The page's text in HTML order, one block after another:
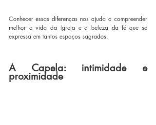
Conhecer essas diferenças nos ajuda a compreender
melhor a vida da Igreja e a beleza da fé que se
expressa em tantos espaços sagrados.
A Capela: intimidade e
proximidade